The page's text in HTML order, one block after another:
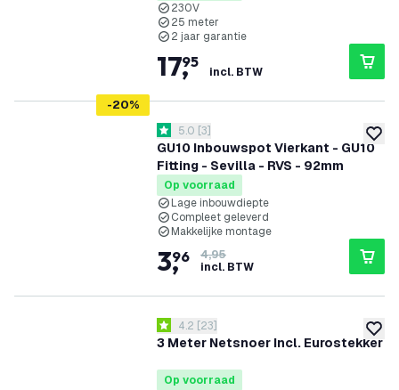
230V
25 meter
2 jaar garantie
17,
95
incl. BTW
-20%
GU10 Inbouwspot Vierkant - GU10
Fitting - Sevilla - RVS - 92mm
reviews drawer openen
5 score sterren
5.0 [3]
Op voorraad
Lage inbouwdiepte
Compleet geleverd
Makkelijke montage
3,
96
4,95
incl. BTW
3 Meter Netsnoer Incl. Eurostekker
reviews drawer openen
4.2 score sterren
4.2 [23]
Op voorraad